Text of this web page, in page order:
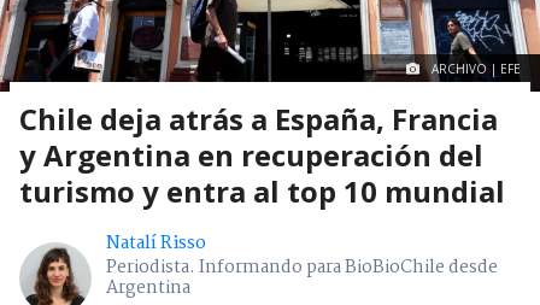
ARCHIVO | EFE
Chile deja atrás a España, Francia
y Argentina en recuperación del
turismo y entra al top 10 mundial
Natalí Risso
Periodista. Informando para BioBioChile desde
Argentina